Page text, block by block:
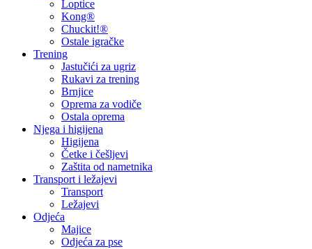
Loptice
Kong®
Chuckit!®
Ostale igračke
Trening
Jastučići za ugriz
Rukavi za trening
Brnjice
Oprema za vodiče
Ostala oprema
Njega i higijena
Higijena
Četke i češljevi
Zaštita od nametnika
Transport i ležajevi
Transport
Ležajevi
Odjeća
Majice
Odjeća za pse